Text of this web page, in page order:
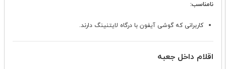
نامناسب:
کاربرانی که گوشی آیفون با درگاه لایتنینگ دارند.
اقلام داخل جعبه